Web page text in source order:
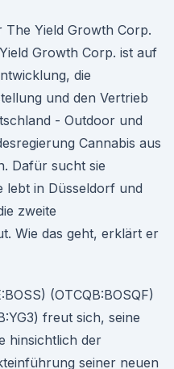
The Yield Growth Corp.
Growth Corp. ist auf
die
und den Vertrieb
- Outdoor und
Cannabis aus
Dafür sucht sie
lebt in Düsseldorf und
zweite
Wie das geht, erklärt er
(OTCQB:BOSQF)
freut sich, seine
hinsichtlich der
seiner neuen